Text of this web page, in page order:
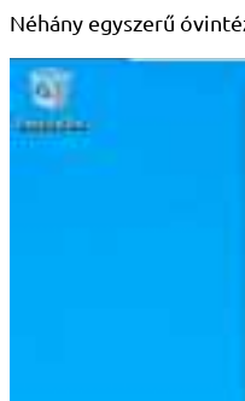
Néhány egyszerű